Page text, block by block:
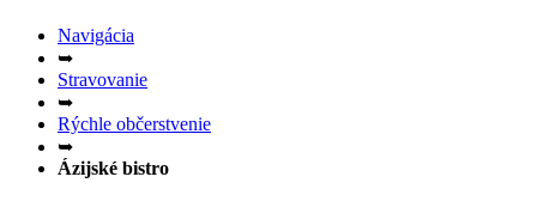
Navigácia
➥
Stravovanie
➥
Rýchle občerstvenie
➥
Ázijské bistro